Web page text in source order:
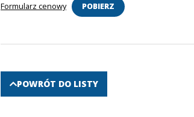
Formularz cenowy POBIERZ
POWRÓT DO LISTY